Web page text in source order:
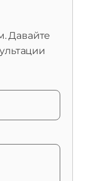
Давайте